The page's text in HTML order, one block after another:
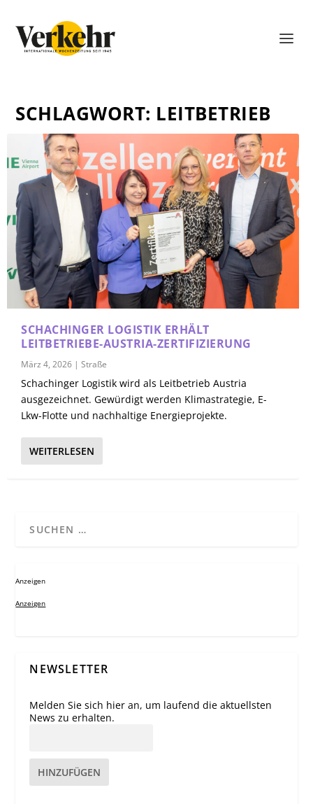
SCHLAGWORT: LEITBETRIEB
SCHACHINGER LOGISTIK ERHÄLT
LEITBETRIEBE-AUSTRIA-ZERTIFIZIERUNG
März 4, 2026 |Straße
Schachinger Logistik wird als Leitbetrieb Austria
ausgezeichnet. Gewürdigt werden Klimastrategie, E-
Lkw-Flotte und nachhaltige Energieprojekte.
WEITERLESEN
Anzeigen
Anzeigen
NEWSLETTER
Melden Sie sich hier an, um laufend die aktuellsten
News zu erhalten.
HINZUFÜGEN